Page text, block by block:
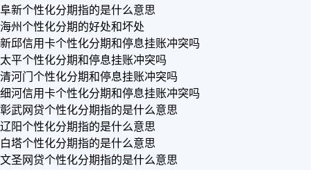
阜新个性化分期指的是什么意思
海州个性化分期的好处和坏处
新邱信用卡个性化分期和停息挂账冲突吗
太平个性化分期和停息挂账冲突吗
清河门个性化分期和停息挂账冲突吗
细河信用卡个性化分期和停息挂账冲突吗
彰武网贷个性化分期指的是什么意思
辽阳个性化分期指的是什么意思
白塔个性化分期指的是什么意思
文圣网贷个性化分期指的是什么意思